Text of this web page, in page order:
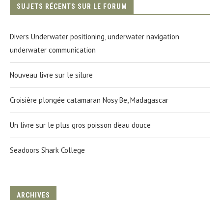
SUJETS RÉCENTS SUR LE FORUM
Divers Underwater positioning, underwater navigation
underwater communication
Nouveau livre sur le silure
Croisière plongée catamaran Nosy Be, Madagascar
Un livre sur le plus gros poisson d'eau douce
Seadoors Shark College
ARCHIVES